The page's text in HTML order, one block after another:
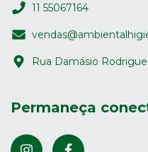
11 55067164
Rua Damásio
Permaneça